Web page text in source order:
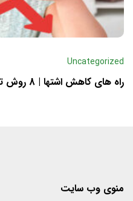
Uncategorized
راه های کاهش اشتها | 8 روش تضمینی
منوی وب سایت